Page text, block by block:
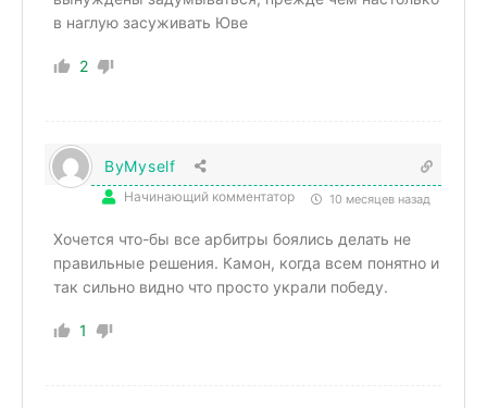
в наглую засуживать Юве
2
ByMyself
Начинающий комментатор 10 месяцев назад
Хочется что-бы все арбитры боялись делать не
правильные решения. Камон, когда всем понятно и
так сильно видно что просто украли победу.
1